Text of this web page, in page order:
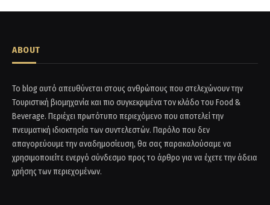
ABOUT
Το blog αυτό απευθύνεται στους ανθρώπους που στελεχώνουν την
Τουριστική βιομηχανία και πιο συγκεκριμένα τον κλάδο του Food &
Beverage. Περιέχει πρωτότυπο περιεχόμενο που αποτελεί την
πνευματική ιδιοκτησία των συντελεστών. Παρόλο που δεν
απαγορεύουμε την αναδημοσίευση, θα σας παρακαλούσαμε να
χρησιμοποιείτε ενεργό σύνδεσμο προς το άρθρο για να έχετε την άδεια
χρήσης των περιεχομένων.